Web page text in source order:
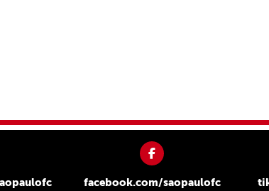
facebook.com/saopaulofc